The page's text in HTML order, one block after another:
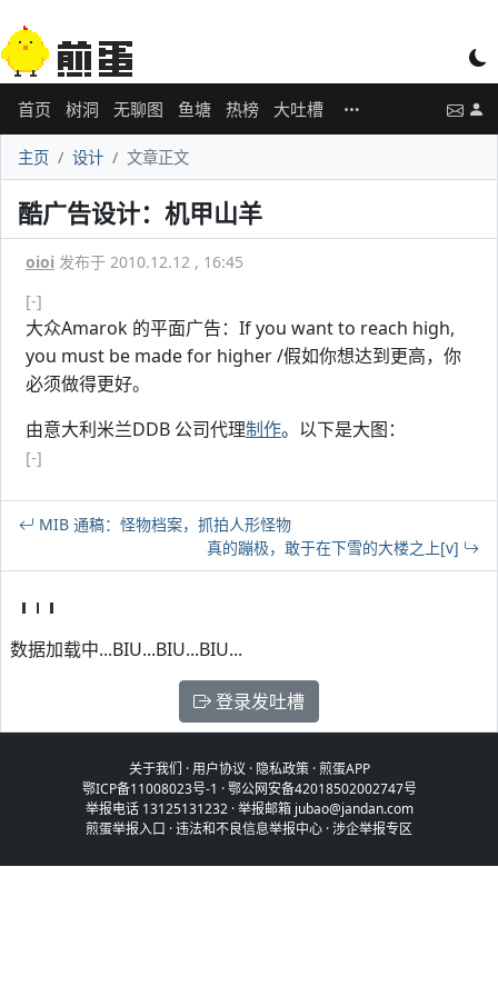
首页 树洞 无聊图 鱼塘 热榜 大吐槽
主页 设计 文章正文
酷广告设计：机甲山羊
oioi 发布于 2010.12.12 , 16:45
[-]
大众Amarok 的平面广告：If you want to reach high,
you must be made for higher /假如你想达到更高，你
必须做得更好。
由意大利米兰DDB 公司代理制作。以下是大图：
[-]
MIB 通稿：怪物档案，抓拍人形怪物
真的蹦极，敢于在下雪的大楼之上[v]
数据加载中...BIU...BIU...BIU...
登录发吐槽
关于我们 ·用户协议 · 隐私政策·煎蛋APP
鄂ICP备11008023号-1 ·鄂公网安备42018502002747号
举报电话 13125131232 · 举报邮箱 jubao@jandan.com
煎蛋举报入口 ·违法和不良信息举报中心 ·涉企举报专区